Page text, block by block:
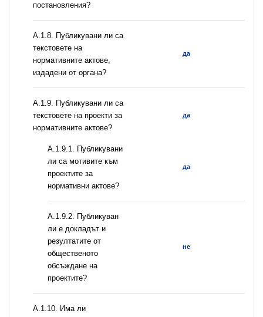
постановления?
А.1.8. Публикувани ли са
текстовете на
нормативните актове,
издадени от органа?
да
А.1.9. Публикувани ли са
текстовете на проекти за
нормативните актове?
да
А.1.9.1. Публикувани
ли са мотивите към
проектите за
нормативни актове?
да
А.1.9.2. Публикуван
ли е докладът и
резултатите от
общественото
обсъждане на
проектите?
не
А.1.10. Има ли